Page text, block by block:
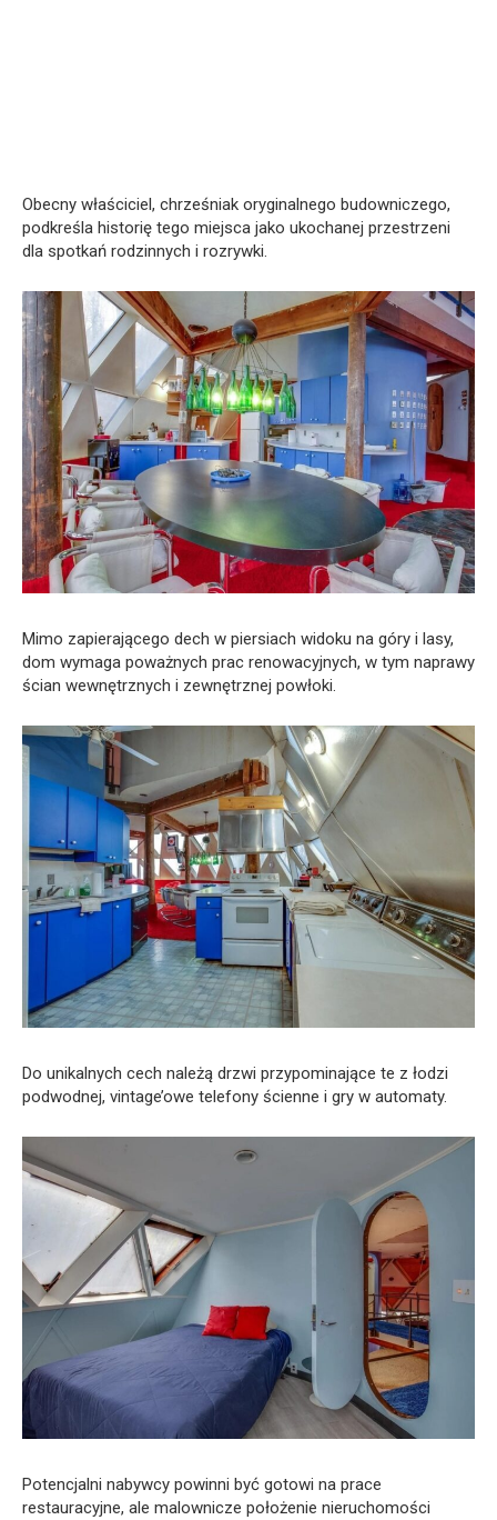
Obecny właściciel, chrześniak oryginalnego budowniczego,
podkreśla historię tego miejsca jako ukochanej przestrzeni
dla spotkań rodzinnych i rozrywki.
Mimo zapierającego dech w piersiach widoku na góry i lasy,
dom wymaga poważnych prac renowacyjnych, w tym naprawy
ścian wewnętrznych i zewnętrznej powłoki.
Do unikalnych cech należą drzwi przypominające te z łodzi
podwodnej, vintage’owe telefony ścienne i gry w automaty.
Potencjalni nabywcy powinni być gotowi na prace
restauracyjne, ale malownicze położenie nieruchomości